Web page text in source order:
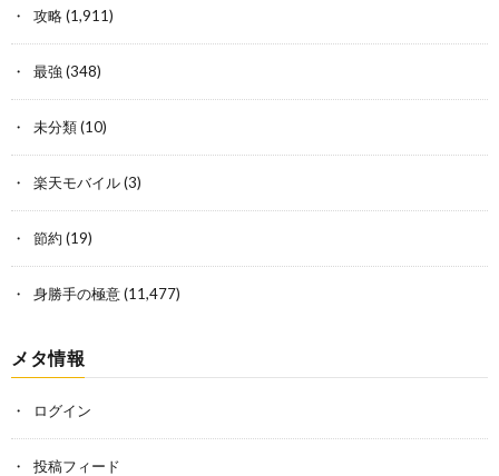
攻略(1,911)
最強 (348)
未分類(10)
楽天モバイル(3)
節約 (19)
身勝手の極意(11,477)
メタ情報
ログイン
投稿フィード